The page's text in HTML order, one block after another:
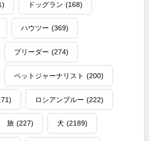
ドッグラン (168)
ハウツー (369)
ブリーダー (274)
ペットジャーナリスト (200)
ロシアンブルー (222)
旅 (227) 犬 (2189)